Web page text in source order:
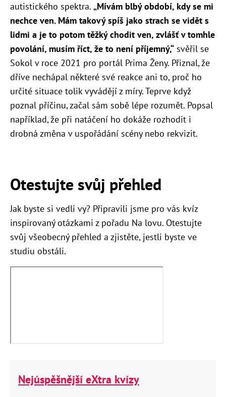
autistického spektra. „Mívám blbý období, kdy se mi
nechce ven. Mám takový spíš jako strach se vidět s
lidmi a je to potom těžký chodit ven, zvlášť v tomhle
povolání, musím říct, že to není příjemný,“ svěřil se
Sokol v roce 2021 pro portál Prima Ženy. Přiznal, že
dříve nechápal některé své reakce ani to, proč ho
určité situace tolik vyvádějí z míry. Teprve když
poznal příčinu, začal sám sobě lépe rozumět. Popsal
například, že při natáčení ho dokáže rozhodit i
drobná změna v uspořádání scény nebo rekvizit.
Otestujte svůj přehled
Jak byste si vedli vy? Připravili jsme pro vás kvíz
inspirovaný otázkami z pořadu Na lovu. Otestujte
svůj všeobecný přehled a zjistěte, jestli byste ve
studiu obstáli.
Nejúspěšnější eXtra kvízy